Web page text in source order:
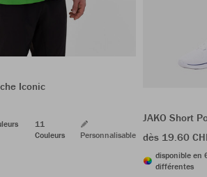
Iconic
11
Couleurs
Personnalisable
JAKO Short
dès 19.60
disponible en
différentes